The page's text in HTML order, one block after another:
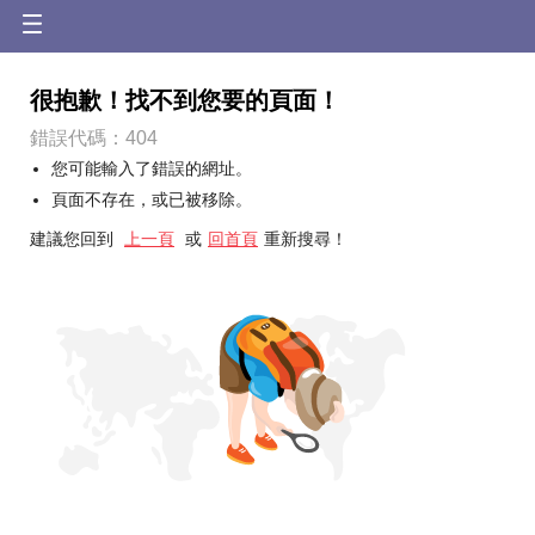
很抱歉！找不到您要的頁面！
錯誤代碼：404
您可能輸入了錯誤的網址。
頁面不存在，或已被移除。
建議您回到 上一頁 或 回首頁 重新搜尋！